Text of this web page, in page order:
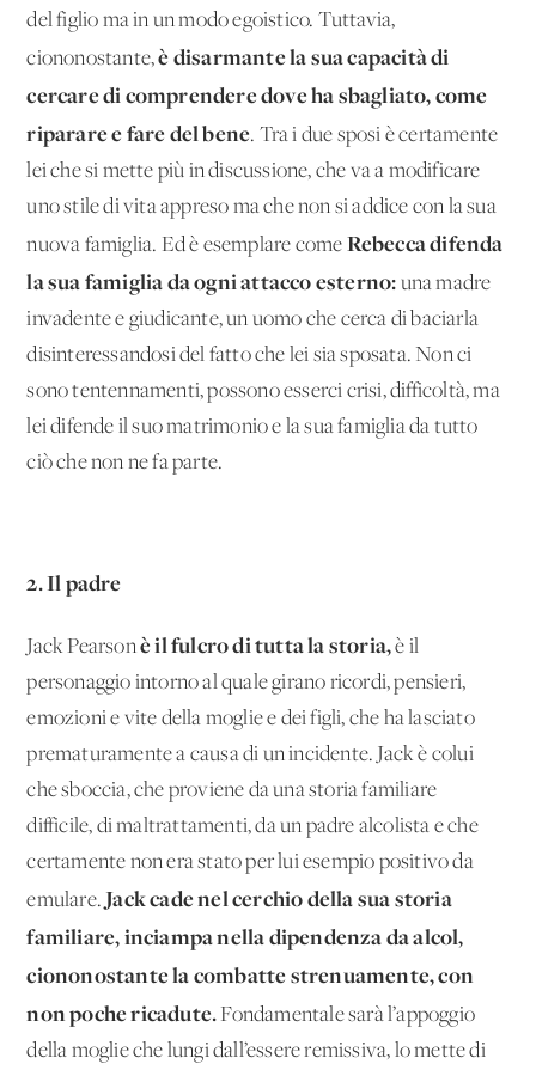
del figlio ma in un modo egoistico. Tuttavia,
ciononostante,è disarmante la sua capacità di
cercare di comprendere dove ha sbagliato, come
riparare e fare del bene. Tra i due sposi è certamente
lei che si mette più in discussione, che va a modificare
uno stile di vita appreso ma che non si addice con la sua
nuova famiglia. Ed è esemplare come Rebecca difenda
la sua famiglia da ogni attacco esterno: una madre
invadente e giudicante, un uomo che cerca di baciarla
disinteressandosi del fatto che lei sia sposata. Non ci
sono tentennamenti, possono esserci crisi, difficoltà, ma
lei difende il suo matrimonio e la sua famiglia da tutto
ciò che non ne fa parte.
2. Il padre
Jack Pearsonè il fulcro di tutta la storia,è il
personaggio intorno al quale girano ricordi, pensieri,
emozioni e vite della moglie e dei figli, che ha lasciato
prematuramente a causa di un incidente. Jack è colui
che sboccia, che proviene da una storia familiare
difficile, di maltrattamenti, da un padre alcolista e che
certamente non era stato per lui esempio positivo da
emulare. Jack cade nel cerchio della sua storia
familiare, inciampa nella dipendenza da alcol,
ciononostante la combatte strenuamente, con
non poche ricadute.Fondamentale sarà l’appoggio
della moglie che lungi dall’essere remissiva, lo mette di